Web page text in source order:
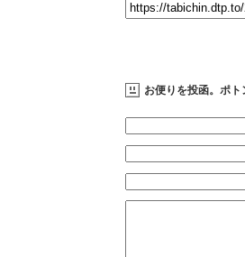
お便りを投函。ポト